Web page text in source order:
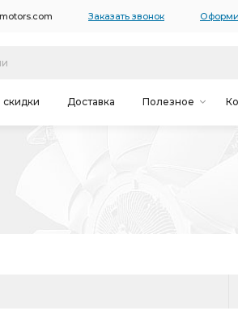
Заказать звонок
Доставка Полезное